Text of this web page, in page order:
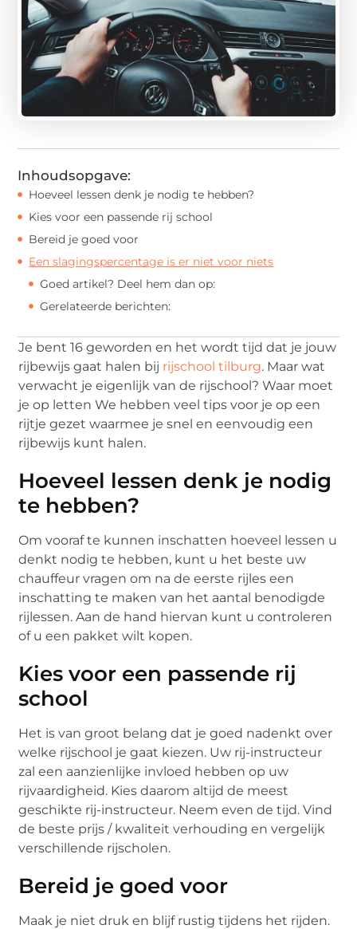
Inhoudsopgave:
Hoeveel lessen denk je nodig te hebben?
Kies voor een passende rij school
Bereid je goed voor
Een slagingspercentage is er niet voor niets
Goed artikel? Deel hem dan op:
Gerelateerde berichten:
Je bent 16 geworden en het wordt tijd dat je jouw
rijbewijs gaat halen bij rijschool tilburg. Maar wat
verwacht je eigenlijk van de rijschool? Waar moet
je op letten We hebben veel tips voor je op een
rijtje gezet waarmee je snel en eenvoudig een
rijbewijs kunt halen.
Hoeveel lessen denk je nodig
te hebben?
Om vooraf te kunnen inschatten hoeveel lessen u
denkt nodig te hebben, kunt u het beste uw
chauffeur vragen om na de eerste rijles een
inschatting te maken van het aantal benodigde
rijlessen. Aan de hand hiervan kunt u controleren
of u een pakket wilt kopen.
Kies voor een passende rij
school
Het is van groot belang dat je goed nadenkt over
welke rijschool je gaat kiezen. Uw rij-instructeur
zal een aanzienlijke invloed hebben op uw
rijvaardigheid. Kies daarom altijd de meest
geschikte rij-instructeur. Neem even de tijd. Vind
de beste prijs / kwaliteit verhouding en vergelijk
verschillende rijscholen.
Bereid je goed voor
Maak je niet druk en blijf rustig tijdens het rijden.